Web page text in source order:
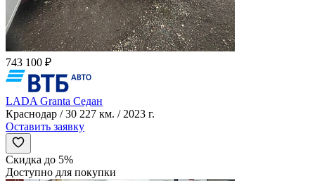
743 100 ₽
LADA Granta Седан
Краснодар / 30 227 км. / 2023 г.
Оставить заявку
Скидка до 5%
Доступно для покупки